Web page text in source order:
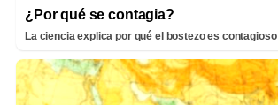
¿Por qué se contagia?
La ciencia explica por qué el bostezo es contagioso